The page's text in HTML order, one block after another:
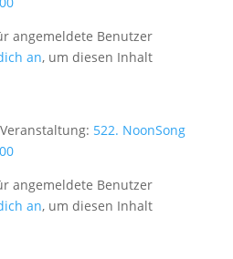
angemeldete Benutzer
an, um diesen Inhalt
522. NoonSong
angemeldete Benutzer
an, um diesen Inhalt